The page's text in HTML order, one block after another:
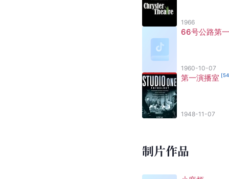
1966
66号公路第
1960-10-07
第一演播室 [54
1948-11-07
制片作品